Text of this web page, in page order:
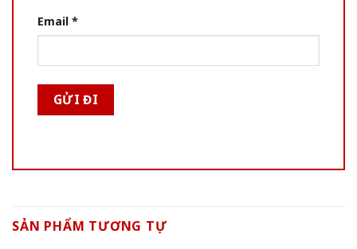
Email *
SẢN PHẨM TƯƠNG TỰ